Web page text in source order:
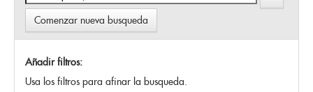
Comenzar nueva busqueda
Añadir filtros:
Usa los filtros para afinar la busqueda.